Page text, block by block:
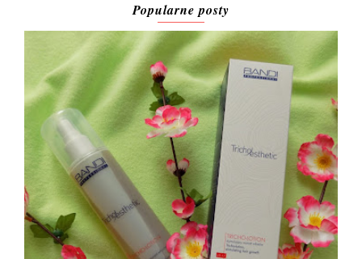
Popularne posty